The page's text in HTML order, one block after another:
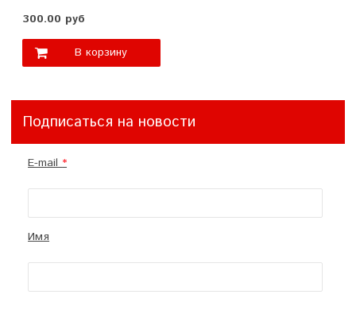
300.00 руб
В корзину
Подписаться на новости
E-mail
Имя